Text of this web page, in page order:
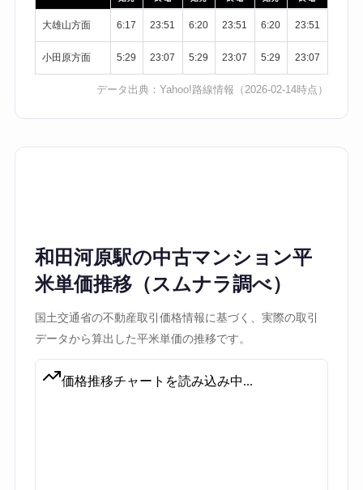
大雄山方面 6:17 23:51 6:20 23:51 6:20 23:51
小田原方面 5:29 23:07 5:29 23:07 5:29 23:07
データ出典：Yahoo!路線情報 （2026-02-14時点）
和田河原駅の中古マンション平
米単価推移（スムナラ調べ）
国土交通省の不動産取引価格情報に基づく、実際の取引
データから算出した平米単価の推移です。